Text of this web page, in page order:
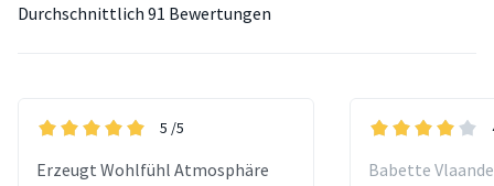
Durchschnittlich 91 Bewertungen
5 /5
Erzeugt Wohlfühl Atmosphäre
Babette